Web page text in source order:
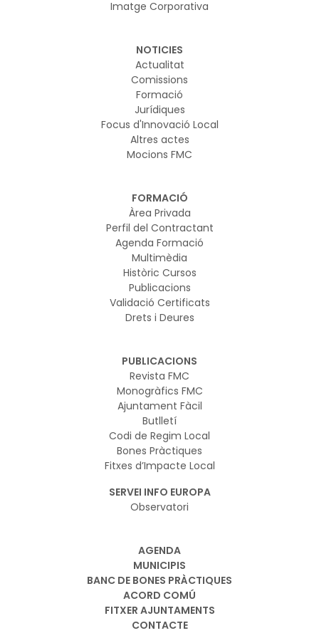
Imatge Corporativa
NOTICIES
Actualitat
Comissions
Formació
Jurídiques
Focus d'Innovació Local
Altres actes
Mocions FMC
FORMACIÓ
Àrea Privada
Perfil del Contractant
Agenda Formació
Multimèdia
Històric Cursos
Publicacions
Validació Certificats
Drets i Deures
PUBLICACIONS
Revista FMC
Monogràfics FMC
Ajuntament Fàcil
Butlletí
Codi de Regim Local
Bones Pràctiques
Fitxes d’Impacte Local
SERVEI INFO EUROPA
Observatori
AGENDA
MUNICIPIS
BANC DE BONES PRÀCTIQUES
ACORD COMÚ
FITXER AJUNTAMENTS
CONTACTE